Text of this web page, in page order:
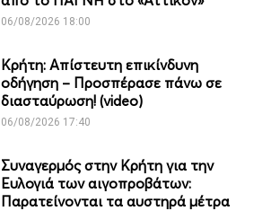
06/08/2026 18:00
Κρήτη: Απίστευτη επικίνδυνη
οδήγηση – Προσπέρασε πάνω σε
διασταύρωση! (video)
06/08/2026 17:40
Συναγερμός στην Κρήτη για την
Ευλογιά των αιγοπροβάτων:
Παρατείνονται τα αυστηρά μέτρα